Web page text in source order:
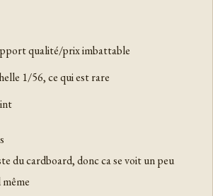
qualité/prix imbattable
1/56, ce qui est rare
du cardboard, donc ca se voit un peu